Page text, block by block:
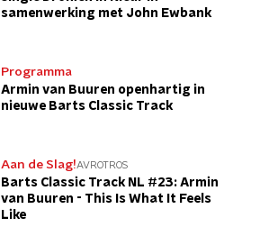
samenwerking met John Ewbank
Programma
Armin van Buuren openhartig in
nieuwe Barts Classic Track
Aan de Slag!AVROTROS
Barts Classic Track NL #23: Armin
van Buuren - This Is What It Feels
Like